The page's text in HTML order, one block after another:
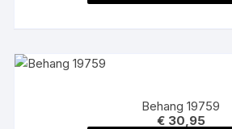
Behang 19759
€30,95